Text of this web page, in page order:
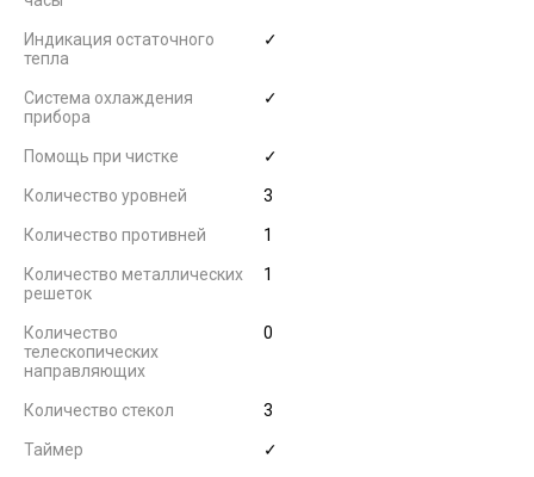
Индикация остаточного
тепла
✓
Система охлаждения
прибора
✓
Помощь при чистке ✓
Количество уровней 3
Количество противней 1
Количество металлических
решеток
1
Количество
телескопических
направляющих
0
Количество стекол 3
Таймер ✓